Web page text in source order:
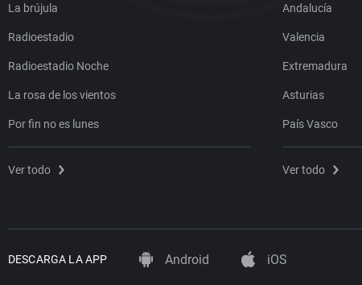
La brújula
Radioestadio
Radioestadio Noche
La rosa de los vientos
Por fin no es lunes
Ver todo
Andalucía
Valencia
Extremadura
Asturias
País Vasco
Ver todo
DESCARGA LA APP Android iOS